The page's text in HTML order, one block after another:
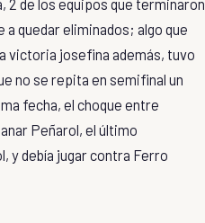
quedar eliminados; algo que
victoria josefina además, tuvo
no se repita en semifinal un
fecha, el choque entre
Peñarol, el último
y debía jugar contra Ferro